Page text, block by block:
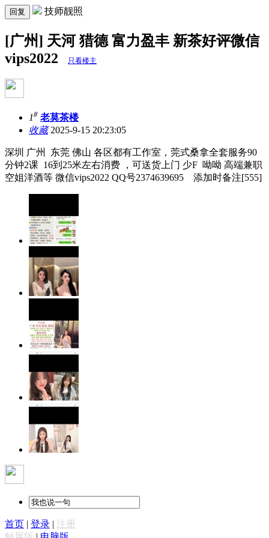
回复 技师靓照
[广州] 天河 猎德 富力盈丰 新茶好评微信
vips2022
只看楼主
1# 老莫茶楼
收藏2025-9-15 20:23:05
深圳 广州 东莞 佛山 各区都有工作室，莞式桑拿全套服务90
分钟2课 16到25米左右消费 ，可送货上门 少F 呦呦 高端兼职
空姐洋酒等 微信vips2022 QQ号2374639695 添加时备注[555]
首页 | 登录 | 注册